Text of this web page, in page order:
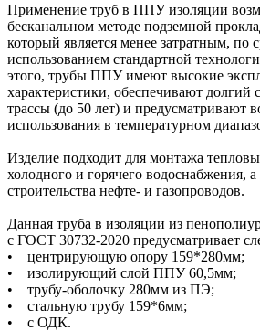
Применение труб в ППУ изоляции
бесканальном методе подземной
который является менее затратным, по
использованием стандартной
этого, трубы ППУ имеют высокие
характеристики, обеспечивают долгий
трассы (до 50 лет) и предусматривают
использования в температурном
Изделие подходит для монтажа
холодного и горячего водоснабжения,
строительства нефте- и газопроводов.
Данная труба в изоляции из
с ГОСТ 30732-2020 предусматривает
• центрирующую опору 159*280мм;
• изолирующий слой ППУ 60,5мм;
• трубу-оболочку 280мм из ПЭ;
• стальную трубу 159*6мм;
• с ОДК.